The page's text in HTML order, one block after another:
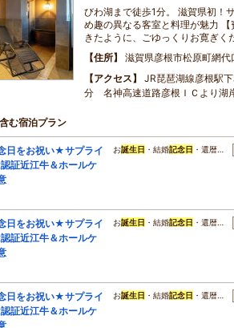
びわ湖まで徒歩1分。 滋賀県初！
め趣の異なる客室と料理が魅力
きたように、ごゆっくりお寛ぎく
住所
滋賀県彦根市松原町網代
アクセス
JR琵琶湖線彦根駅
分 名神高速道路彦根ＩＣより湖
む宿泊プラン
日をお祝い★サプライ
証近江牛＆ホールケ
お誕生日 ・結婚記念日 ・還暦…
日をお祝い★サプライ
証近江牛＆ホールケ
お誕生日 ・結婚記念日 ・還暦…
日をお祝い★サプライ
証近江牛＆ホールケ
お誕生日 ・結婚記念日 ・還暦…